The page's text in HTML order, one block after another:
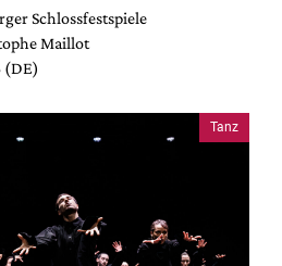
Schlossfestspiele
Maillot
(DE)
Tanz